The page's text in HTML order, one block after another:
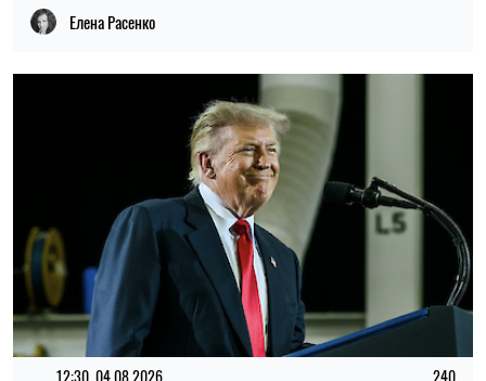
Елена Расенко
12:30, 04.08.2026 240